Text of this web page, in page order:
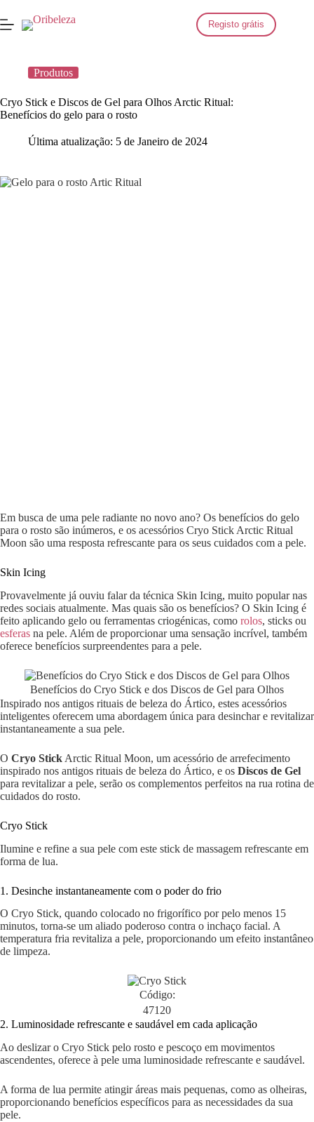
para
o
Registo grátis
Produtos
Cryo Stick e Discos de Gel para Olhos Arctic Ritual:
Benefícios do gelo para o rosto
Última atualização: 5 de Janeiro de 2024
Em busca de uma pele radiante no novo ano? Os benefícios do gelo
para o rosto são inúmeros, e os acessórios Cryo Stick Arctic Ritual
Moon são uma resposta refrescante para os seus cuidados com a pele.
Skin Icing
Provavelmente já ouviu falar da técnica Skin Icing, muito popular nas
redes sociais atualmente. Mas quais são os benefícios? O Skin Icing é
feito aplicando gelo ou ferramentas criogénicas, como rolos, sticks ou
esferas na pele. Além de proporcionar uma sensação incrível, também
oferece benefícios surpreendentes para a pele.
Benefícios do Cryo Stick e dos Discos de Gel para Olhos
Inspirado nos antigos rituais de beleza do Ártico, estes acessórios
inteligentes oferecem uma abordagem única para desinchar e revitalizar
instantaneamente a sua pele.
O Cryo Stick Arctic Ritual Moon, um acessório de arrefecimento
inspirado nos antigos rituais de beleza do Ártico, e os Discos de Gel
para revitalizar a pele, serão os complementos perfeitos na rua rotina de
cuidados do rosto.
Cryo Stick
Ilumine e refine a sua pele com este stick de massagem refrescante em
forma de lua.
1. Desinche instantaneamente com o poder do frio
O Cryo Stick, quando colocado no frigorífico por pelo menos 15
minutos, torna-se um aliado poderoso contra o inchaço facial. A
temperatura fria revitaliza a pele, proporcionando um efeito instantâneo
de limpeza.
Código:
47120
2. Luminosidade refrescante e saudável em cada aplicação
Ao deslizar o Cryo Stick pelo rosto e pescoço em movimentos
ascendentes, oferece à pele uma luminosidade refrescante e saudável.
A forma de lua permite atingir áreas mais pequenas, como as olheiras,
proporcionando benefícios específicos para as necessidades da sua
pele.